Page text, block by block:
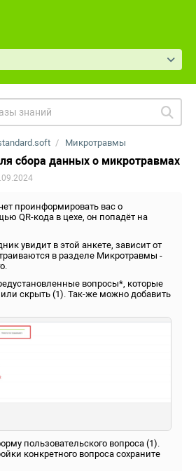
Микротравмы
сбора данных о микротравмах
проинформировать вас о
QR-кода в цехе, он попадёт на
увидит в этой анкете, зависит от
в разделе Микротравмы -
вопросы*, которые
скрыть (1). Так-же можно добавить
пользовательского вопроса (1).
конкретного вопроса сохраните